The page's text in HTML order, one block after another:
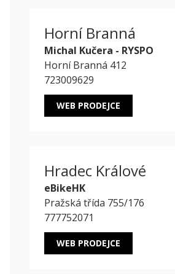
Horní Branná
Michal Kučera - RYSPO
Horní Branná 412
723009629
WEB PRODEJCE
Hradec Králové
eBikeHK
Pražská třída 755/176
777752071
WEB PRODEJCE